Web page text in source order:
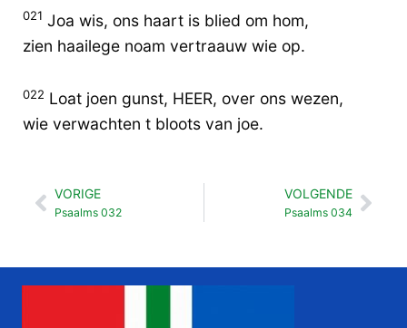
021 Joa wis, ons haart is blied om hom,
zien haailege noam vertraauw wie op.
022 Loat joen gunst, HEER, over ons wezen,
wie verwachten t bloots van joe.
Vorige
VORIGE
Psaalms 032
VOLGENDE
Psaalms 034